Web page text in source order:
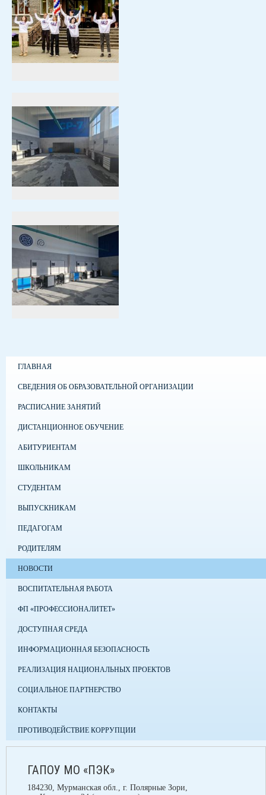
ГЛАВНАЯ
СВЕДЕНИЯ ОБ ОБРАЗОВАТЕЛЬНОЙ ОРГАНИЗАЦИИ
РАСПИСАНИЕ ЗАНЯТИЙ
ДИСТАНЦИОННОЕ ОБУЧЕНИЕ
АБИТУРИЕНТАМ
ШКОЛЬНИКАМ
СТУДЕНТАМ
ВЫПУСКНИКАМ
ПЕДАГОГАМ
РОДИТЕЛЯМ
НОВОСТИ
ВОСПИТАТЕЛЬНАЯ РАБОТА
ФП «ПРОФЕССИОНАЛИТЕТ»
ДОСТУПНАЯ СРЕДА
ИНФОРМАЦИОННАЯ БЕЗОПАСНОСТЬ
РЕАЛИЗАЦИЯ НАЦИОНАЛЬНЫХ ПРОЕКТОВ
СОЦИАЛЬНОЕ ПАРТНЕРСТВО
КОНТАКТЫ
ПРОТИВОДЕЙСТВИЕ КОРРУПЦИИ
ГАПОУ МО «ПЭК»
184230, Мурманская обл., г. Полярные Зори,